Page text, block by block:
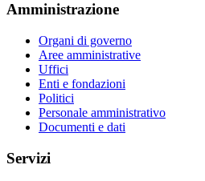
Amministrazione
Organi di governo
Aree amministrative
Uffici
Enti e fondazioni
Politici
Personale amministrativo
Documenti e dati
Servizi